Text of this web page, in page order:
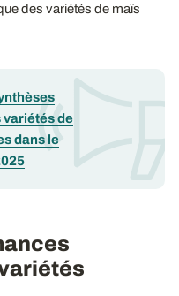
des variétés de maïs
variétés de
dans le